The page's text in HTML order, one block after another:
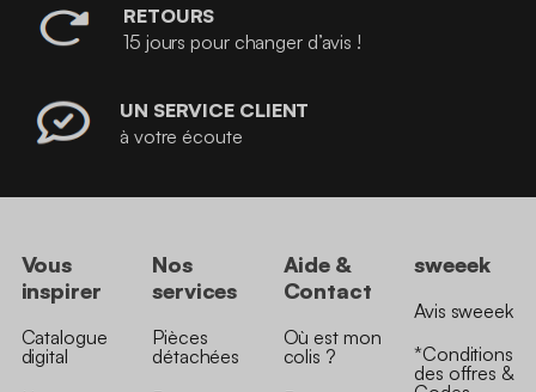
RETOURS
15 jours pour changer d’avis !
UN SERVICE CLIENT
à votre écoute
Vous
inspirer
Catalogue
digital
Nos
services
Pièces
détachées
Aide &
Contact
Où est mon
colis ?
sweeek
Avis sweeek
*Conditions
des offres &